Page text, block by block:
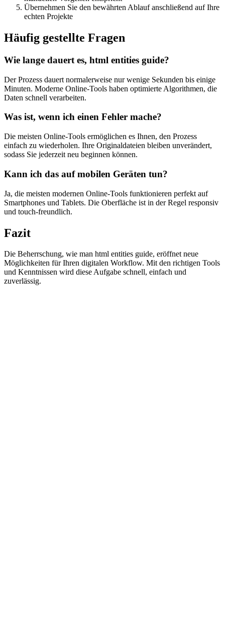
Übernehmen Sie den bewährten Ablauf anschließend auf Ihre
echten Projekte
Häufig gestellte Fragen
Wie lange dauert es, html entities guide?
Der Prozess dauert normalerweise nur wenige Sekunden bis einige
Minuten. Moderne Online-Tools haben optimierte Algorithmen, die
Daten schnell verarbeiten.
Was ist, wenn ich einen Fehler mache?
Die meisten Online-Tools ermöglichen es Ihnen, den Prozess
einfach zu wiederholen. Ihre Originaldateien bleiben unverändert,
sodass Sie jederzeit neu beginnen können.
Kann ich das auf mobilen Geräten tun?
Ja, die meisten modernen Online-Tools funktionieren perfekt auf
Smartphones und Tablets. Die Oberfläche ist in der Regel responsiv
und touch-freundlich.
Fazit
Die Beherrschung, wie man html entities guide, eröffnet neue
Möglichkeiten für Ihren digitalen Workflow. Mit den richtigen Tools
und Kenntnissen wird diese Aufgabe schnell, einfach und
zuverlässig.